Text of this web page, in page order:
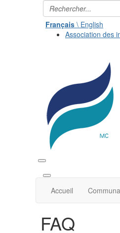
Français \ English
Association des
Accueil
FAQ